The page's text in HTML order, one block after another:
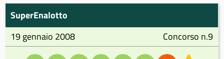
SuperEnalotto
19 gennaio 2008
Concorso n.9